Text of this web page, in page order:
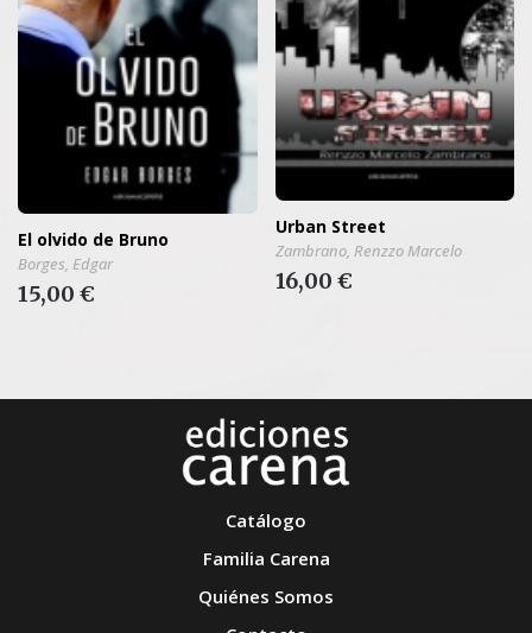
El olvido de Bruno
Borges, Edgar
15,00 €
Urban Street
Zambrano, Renzzo Marcelo
16,00 €
Catálogo
Familia Carena
Quiénes Somos